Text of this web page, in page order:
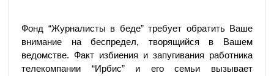
Фонд “Журналисты в беде” требует обратить Ваше
внимание на беспредел, творящийся в Вашем
ведомстве. Факт избиения и запугивания работника
телекомпании “Ирбис” и его семьи вызывает